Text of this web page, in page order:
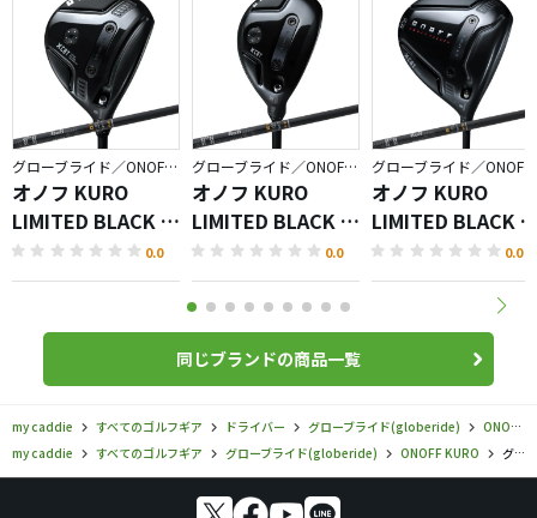
グローブライド／ONOFF KURO
オノフ KURO
LIMITED BLACK フ
ェアウェイ アーム
ズ
0.0
グローブライド／ONOFF KURO
オノフ KURO
LIMITED BLACK ユ
ーティリティ ウィ
ングス
0.0
オノフ KURO
LIMITED BLACK
ライバー
0.0
同じブランドの商品一覧
my caddie すべてのゴルフギア ドライバー グローブライド(globeride)
ONOFF KURO
my caddie
すべてのゴルフギア グローブライド(globeride) ONOFF KURO グローブライド／ONOFF KURO／ONOFF ドライバー KURO（2025）の口コミ評価